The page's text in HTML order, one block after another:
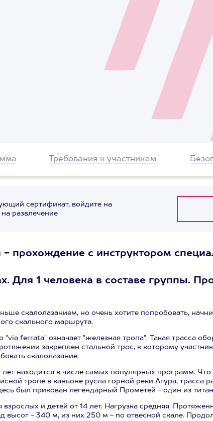
Требования к участникам
сертификат, войдите на
развлечение
прохождение с инструктором
Для 1 человека в составе группы.
скалолазанием, но очень хотите попробовать,
скального маршрута.
"via ferrata" означает "железная тропа". Такая трасса
закреплен стальной трос, к которому
скалолазание.
находится в числе самых популярных программ. Что
тропе в каньоне русла горной реки Агура, трасса
был прикован легендарный Прометей - один из
взрослых и детей от 14 лет. Нагрузка средняя.
высот - 340 м, из них 250 м - по отвесной скале.